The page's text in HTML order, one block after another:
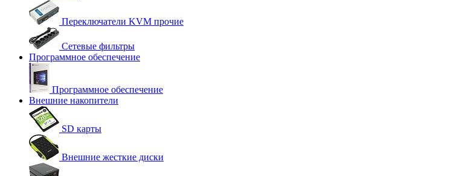
Переключатели KVM прочие
Сетевые фильтры
Программное обеспечение
Программное обеспечение
Внешние накопители
SD карты
Внешние жесткие диски